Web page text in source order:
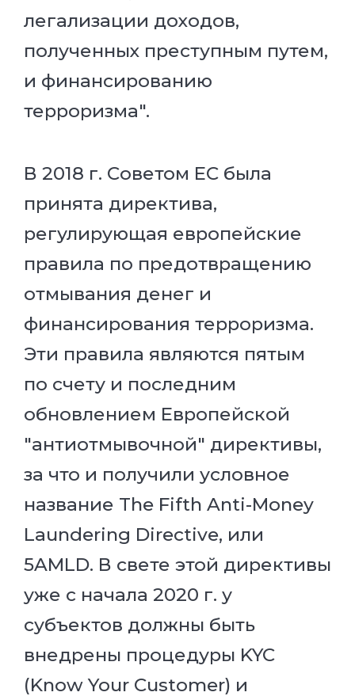
легализации доходов,
полученных преступным путем,
и финансированию
терроризма".
В 2018 г. Советом ЕС была
принята директива,
регулирующая европейские
правила по предотвращению
отмывания денег и
финансирования терроризма.
Эти правила являются пятым
по счету и последним
обновлением Европейской
"антиотмывочной" директивы,
за что и получили условное
название The Fifth Anti-Money
Laundering Directive, или
5AMLD. В свете этой директивы
уже с начала 2020 г. у
субъектов должны быть
внедрены процедуры KYC
(Know Your Customer) и